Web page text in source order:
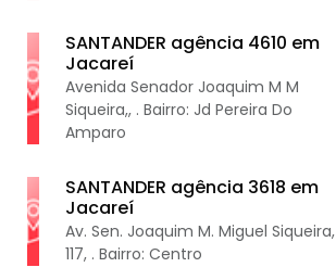
SANTANDER agência 4610 em
Jacareí
Avenida Senador Joaquim M M
Siqueira,, . Bairro: Jd Pereira Do
Amparo
SANTANDER agência 3618 em
Jacareí
Av. Sen. Joaquim M. Miguel Siqueira,
117, . Bairro: Centro